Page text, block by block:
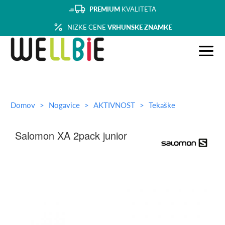
PREMIUM KVALITETA
NIZKE CENE VRHUNSKE ZNAMKE
Domov Nogavice AKTIVNOST Tekaške
Salomon XA 2pack junior